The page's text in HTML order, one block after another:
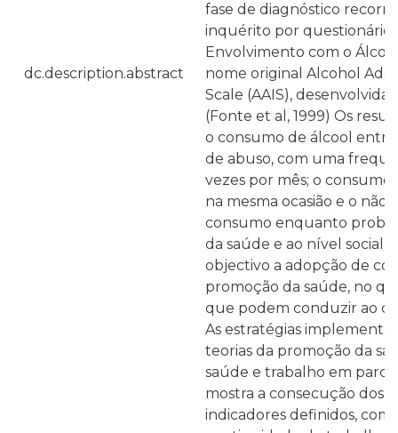
dc.description.abstract
fase de diagnóstico recorri
inquérito por questionário,
Envolvimento com o
nome original Alcohol
Scale (AAIS), desenvolvida
(Fonte et al, 1999) Os
o consumo de álcool entre
de abuso, com uma
vezes por mês; o
na mesma ocasião e o
consumo enquanto
da saúde e ao nível social.
objectivo a adopção de
promoção da saúde, no
que podem conduzir ao
As estratégias
teorias da promoção da
saúde e trabalho em
mostra a consecução dos
indicadores definidos, com